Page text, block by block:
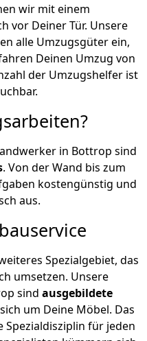
wir mit einem
vor Deiner Tür. Unsere
alle Umzugsgüter ein,
Deinen Umzug von
der Umzugshelfer ist
in Bottrop sind
. Von der Wand bis zum
kostengünstig und
aus.
Spezialgebiet, das
umsetzen. Unsere
sind ausgebildete
um Deine Möbel. Das
Spezialdisziplin für jeden